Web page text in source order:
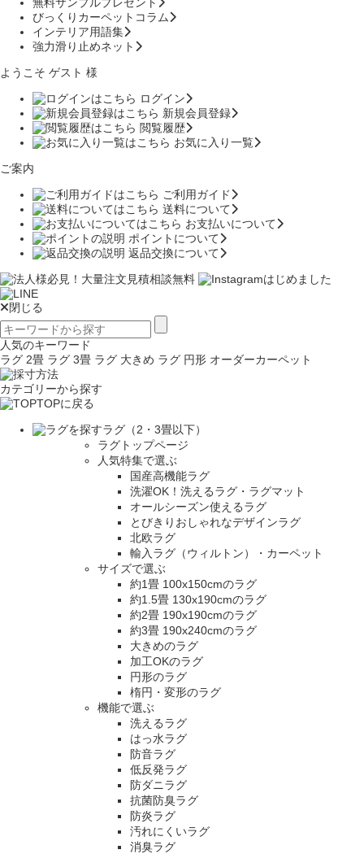
びっくりカーペットコラム
インテリア用語集
強力滑り止めネット
ようこそ ゲスト 様
ログイン
新規会員登録
閲覧履歴
お気に入り一覧
ご案内
ご利用ガイド
送料について
お支払いについて
ポイントについて
返品交換について
閉じる
人気のキーワード
ラグ 2畳 ラグ 3畳 ラグ 大きめ ラグ 円形 オーダーカーペット
カテゴリーから探す
TOPに戻る
ラグ（2・3畳以下）
ラグトップページ
人気特集で選ぶ
国産高機能ラグ
洗濯OK！洗えるラグ・ラグマット
オールシーズン使えるラグ
とびきりおしゃれなデザインラグ
北欧ラグ
輸入ラグ（ウィルトン）・カーペット
サイズで選ぶ
約1畳 100x150cmのラグ
約1.5畳 130x190cmのラグ
約2畳 190x190cmのラグ
約3畳 190x240cmのラグ
大きめのラグ
加工OKのラグ
円形のラグ
楕円・変形のラグ
機能で選ぶ
洗えるラグ
はっ水ラグ
防音ラグ
低反発ラグ
防ダニラグ
抗菌防臭ラグ
防炎ラグ
汚れにくいラグ
消臭ラグ